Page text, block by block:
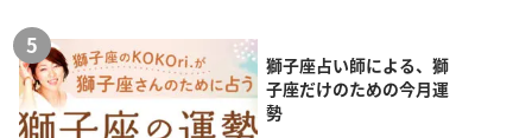
獅子座占い師による、獅
子座だけのための今月運
勢